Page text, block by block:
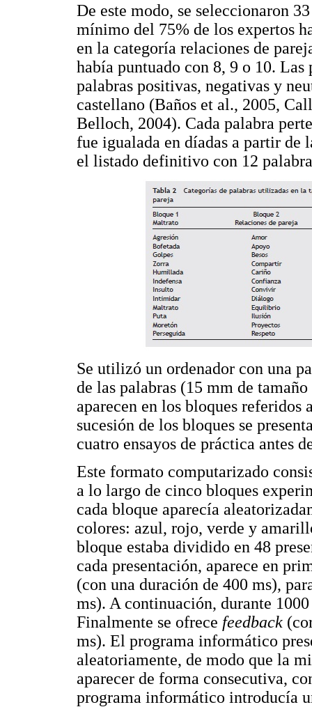
De este modo, se seleccionaron
mínimo del 75% de los expertos
en la categoría relaciones de
había puntuado con 8, 9 o 10.
palabras positivas, negativas y
castellano (Baños et al., 2005,
Belloch, 2004). Cada palabra
fue igualada en díadas a partir
el listado definitivo con 12
Se utilizó un ordenador con una
de las palabras (15 mm de
aparecen en los bloques
sucesión de los bloques se
cuatro ensayos de práctica antes
Este formato computarizado
a lo largo de cinco bloques
cada bloque aparecía
colores: azul, rojo, verde y
bloque estaba dividido en 48
cada presentación, aparece en
(con una duración de 400 ms),
ms). A continuación, durante
Finalmente se ofrece feedback
ms). El programa informático
aleatoriamente, de modo que la
aparecer de forma consecutiva,
programa informático introducía